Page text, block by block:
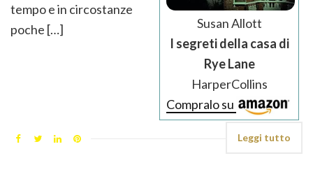
Susan Allott
I segreti della casa di
Rye Lane
HarperCollins
Compralo su
tempo e in circostanze
poche […]
Leggi tutto